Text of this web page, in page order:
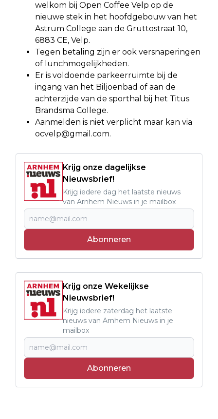
welkom bij Open Coffee Velp op de
nieuwe stek in het hoofdgebouw van het
Astrum College aan de Gruttostraat 10,
6883 CE, Velp.
Tegen betaling zijn er ook versnaperingen
of lunchmogelijkheden.
Er is voldoende parkeerruimte bij de
ingang van het Biljoenbad of aan de
achterzijde van de sporthal bij het Titus
Brandsma College.
Aanmelden is niet verplicht maar kan via
ocvelp@gmail.com.
Krijg onze dagelijkse
Nieuwsbrief!
Krijg iedere dag het laatste nieuws
van Arnhem Nieuws in je mailbox
Abonneren
Krijg onze Wekelijkse
Nieuwsbrief!
Krijg iedere zaterdag het laatste
nieuws van Arnhem Nieuws in je
mailbox
Abonneren